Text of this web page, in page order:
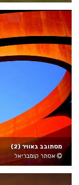
מסתובב באוויר (2)
אסתר קומבריאל